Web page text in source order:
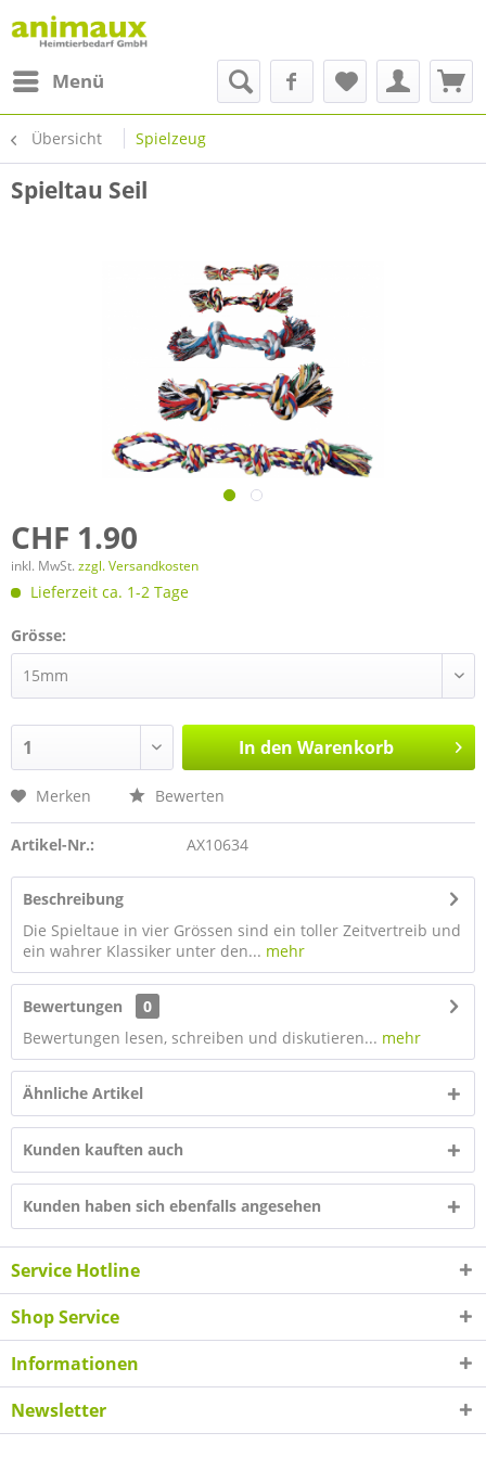
Menü
Übersicht Spielzeug
Spieltau Seil
CHF 1.90
inkl. MwSt. zzgl. Versandkosten
Lieferzeit ca. 1-2 Tage
Grösse:
In den Warenkorb
Merken Bewerten
Artikel-Nr.: AX10634
Beschreibung
Die Spieltaue in vier Grössen sind ein toller Zeitvertreib und
ein wahrer Klassiker unter den... mehr
Bewertungen
0
Bewertungen lesen, schreiben und diskutieren... mehr
Ähnliche Artikel
Kunden kauften auch
Kunden haben sich ebenfalls angesehen
Service Hotline
Shop Service
Informationen
Newsletter